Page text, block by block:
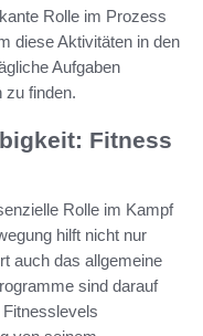
Rolle im Prozess
diese Aktivitäten in den
Aufgaben
zu finden.
Fitness
Rolle im Kampf
hilft nicht nur
auch das allgemeine
sind darauf